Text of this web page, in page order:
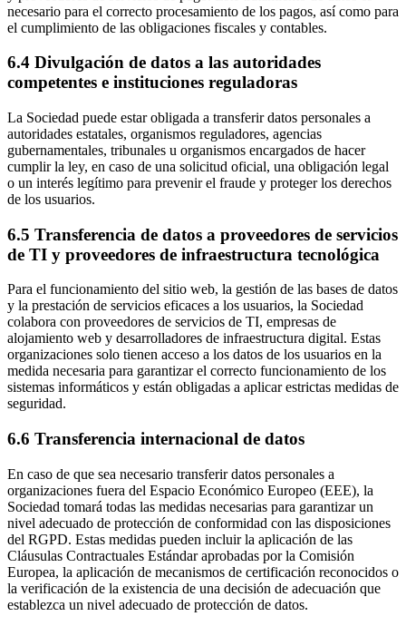
necesario para el correcto procesamiento de los pagos, así como para
el cumplimiento de las obligaciones fiscales y contables.
6.4 Divulgación de datos a las autoridades
competentes e instituciones reguladoras
La Sociedad puede estar obligada a transferir datos personales a
autoridades estatales, organismos reguladores, agencias
gubernamentales, tribunales u organismos encargados de hacer
cumplir la ley, en caso de una solicitud oficial, una obligación legal
o un interés legítimo para prevenir el fraude y proteger los derechos
de los usuarios.
6.5 Transferencia de datos a proveedores de servicios
de TI y proveedores de infraestructura tecnológica
Para el funcionamiento del sitio web, la gestión de las bases de datos
y la prestación de servicios eficaces a los usuarios, la Sociedad
colabora con proveedores de servicios de TI, empresas de
alojamiento web y desarrolladores de infraestructura digital. Estas
organizaciones solo tienen acceso a los datos de los usuarios en la
medida necesaria para garantizar el correcto funcionamiento de los
sistemas informáticos y están obligadas a aplicar estrictas medidas de
seguridad.
6.6 Transferencia internacional de datos
En caso de que sea necesario transferir datos personales a
organizaciones fuera del Espacio Económico Europeo (EEE), la
Sociedad tomará todas las medidas necesarias para garantizar un
nivel adecuado de protección de conformidad con las disposiciones
del RGPD. Estas medidas pueden incluir la aplicación de las
Cláusulas Contractuales Estándar aprobadas por la Comisión
Europea, la aplicación de mecanismos de certificación reconocidos o
la verificación de la existencia de una decisión de adecuación que
establezca un nivel adecuado de protección de datos.